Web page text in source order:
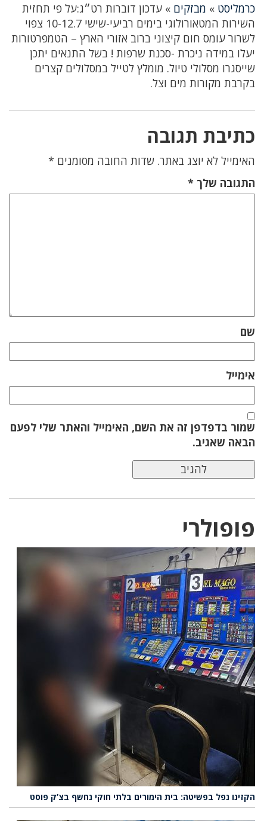
כרמליסט » מבזקים » עדכון דוברות רט״ג:על פי תחזית
השירות המטאורולוגי בימים רביעי-שישי 10-12.7 צפוי
לשרור עומס חום קיצוני ברוב אזורי הארץ – הטמפרטורות
יעלו במידה ניכרת -סכנת שרפות ! בשל התנאים יתכן
שייסגרו מסלולי טיול. מומלץ לטייל במסלולים קצרים
בקרבת מקורות מים וצל.
כתיבת תגובה
האימייל לא יוצג באתר. שדות החובה מסומנים *
התגובה שלך *
שם
אימייל
שמור בדפדפן זה את השם, האימייל והאתר שלי לפעם
הבאה שאגיב.
פופולרי
הקזינו נפל בפשיטה: בית הימורים בלתי חוקי נחשף בצ’ק פוסט